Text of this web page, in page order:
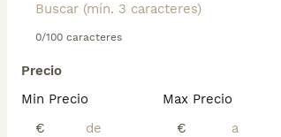
0/100 caracteres
Precio
Min Precio
€
Max Precio
€